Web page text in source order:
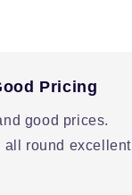
Pricing
good prices.
all round excellent